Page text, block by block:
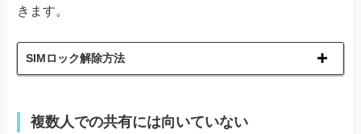
OPPO
Reno9 A
A55s 5G A73
きます。
SIMロック解除方法
複数人での共有には向いていない